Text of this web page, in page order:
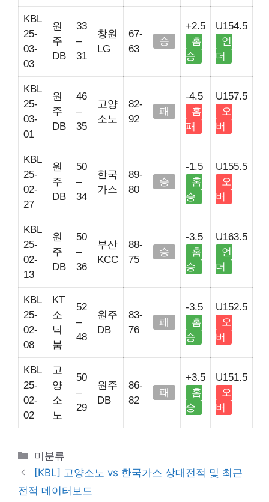
KBL
25-
03-
03
원
주
DB
33
–
31
창원
LG
67-
63
승
+2.5
홈
승
U154.5
언
더
KBL
25-
03-
01
원
주
DB
46
–
35
고양
소노
82-
92
패
-4.5
홈
패
U157.5
오
버
KBL
25-
02-
27
원
주
DB
50
–
34
한국
가스
89-
80
승
-1.5
홈
승
U155.5
오
버
KBL
25-
02-
13
원
주
DB
50
–
36
부산
KCC
88-
75
승
-3.5
홈
승
U163.5
언
더
KBL
25-
02-
08
KT
소
닉
붐
52
–
48
원주
DB
83-
76
패
-3.5
홈
승
U152.5
오
버
KBL
25-
02-
02
고
양
소
노
50
–
29
원주
DB
86-
82
패
+3.5
홈
승
U151.5
오
버
Categories
미분류
[KBL] 고양소노 vs 한국가스 상대전적 및 최근
전적 데이터보드